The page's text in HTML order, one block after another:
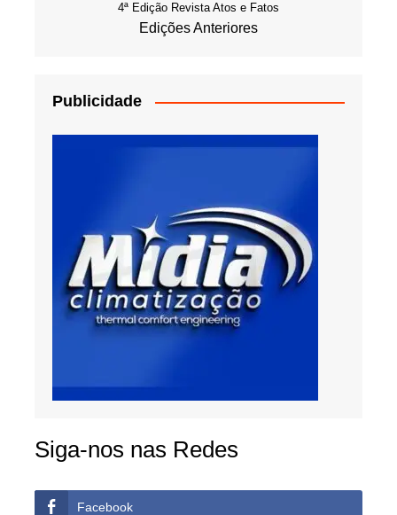
4ª Edição Revista Atos e Fatos
Edições Anteriores
Publicidade
Siga-nos nas Redes
Facebook